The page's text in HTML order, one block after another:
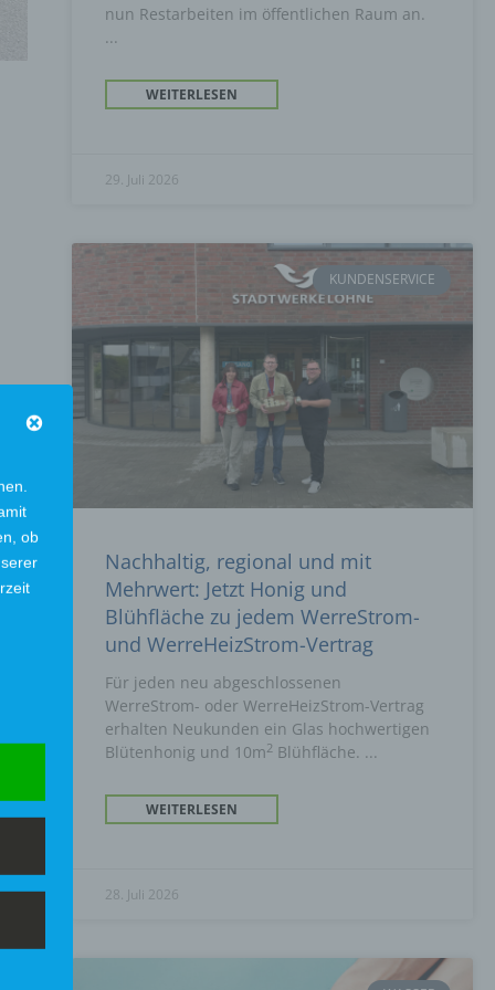
nun Restarbeiten im öffentlichen Raum an.
WEITERLESEN
29. Juli 2026
KUNDENSERVICE
Nachhaltig, regional und mit
Mehrwert: Jetzt Honig und
Blühfläche zu jedem WerreStrom-
und WerreHeizStrom-Vertrag
Für jeden neu abgeschlossenen
WerreStrom- oder WerreHeizStrom-Vertrag
erhalten Neukunden ein Glas hochwertigen
Blütenhonig und 10m2Blühfläche.
WEITERLESEN
28. Juli 2026
ob